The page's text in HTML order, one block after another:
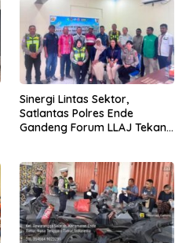
Sinergi Lintas Sektor,
Satlantas Polres Ende
Gandeng Forum LLAJ Tekan